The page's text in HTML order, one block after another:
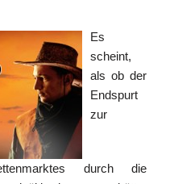
Es
scheint,
als ob der
Endspurt
zur
durch die